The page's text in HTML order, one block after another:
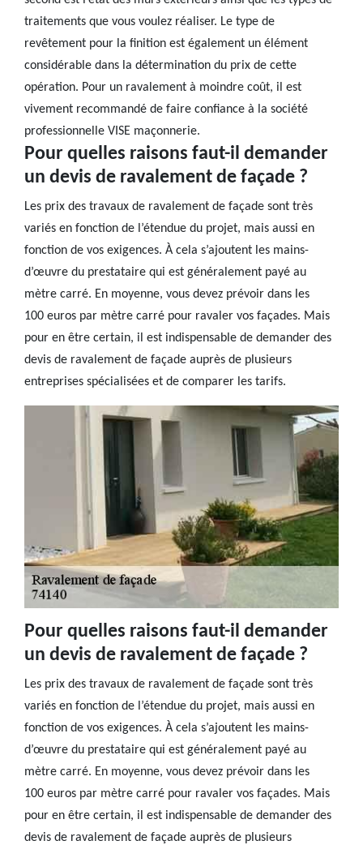
traitements que vous voulez réaliser. Le type de
revêtement pour la finition est également un élément
considérable dans la détermination du prix de cette
opération. Pour un ravalement à moindre coût, il est
vivement recommandé de faire confiance à la société
professionnelle VISE maçonnerie.
Pour quelles raisons faut-il demander
un devis de ravalement de façade ?
Les prix des travaux de ravalement de façade sont très
variés en fonction de l’étendue du projet, mais aussi en
fonction de vos exigences. À cela s’ajoutent les mains-
d’œuvre du prestataire qui est généralement payé au
mètre carré. En moyenne, vous devez prévoir dans les
100 euros par mètre carré pour ravaler vos façades. Mais
pour en être certain, il est indispensable de demander des
devis de ravalement de façade auprès de plusieurs
entreprises spécialisées et de comparer les tarifs.
Pour quelles raisons faut-il demander
un devis de ravalement de façade ?
Les prix des travaux de ravalement de façade sont très
variés en fonction de l’étendue du projet, mais aussi en
fonction de vos exigences. À cela s’ajoutent les mains-
d’œuvre du prestataire qui est généralement payé au
mètre carré. En moyenne, vous devez prévoir dans les
100 euros par mètre carré pour ravaler vos façades. Mais
pour en être certain, il est indispensable de demander des
devis de ravalement de façade auprès de plusieurs